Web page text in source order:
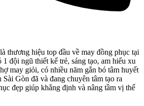
hiệu top đầu về may đồng phục tại
đội ngũ thiết kế trẻ, sáng tạo, am hiểu xu
may giỏi, có nhiều năm gắn bó tâm huyết
Gòn đã và đang chuyên tâm tạo ra
đẹp giúp khẳng định và nâng tầm vị thế